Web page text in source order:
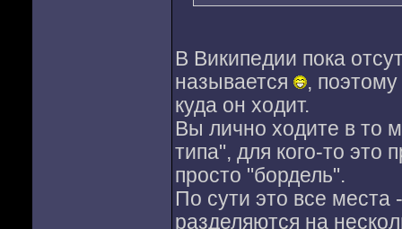
В Википедии пока
называется
,
куда он ходит.
Вы лично ходите в то
типа", для кого-то это
просто "бордель".
По сути это все места
разделяются на